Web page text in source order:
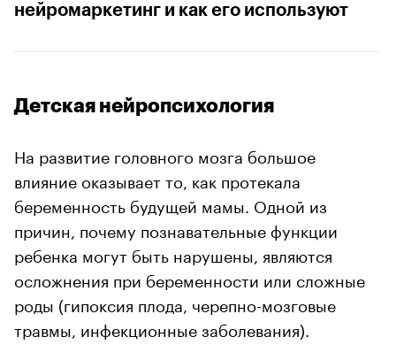
нейромаркетинг и как его используют
Детская нейропсихология
На развитие головного мозга большое
влияние оказывает то, как протекала
беременность будущей мамы. Одной из
причин, почему познавательные функции
ребенка могут быть нарушены, являются
осложнения при беременности или сложные
роды (гипоксия плода, черепно-мозговые
травмы, инфекционные заболевания).